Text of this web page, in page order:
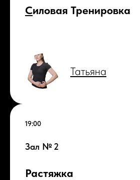
Силовая Тренировка
Татьяна
19:00
Зал № 2
Растяжка